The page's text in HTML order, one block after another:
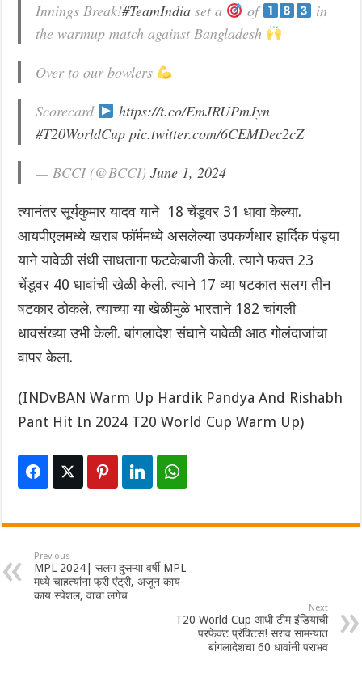
Innings Break!#TeamIndia set a of
in
the warmup match against Bangladesh
Over to our bowlers
Scorecard
https://t.co/EmJRUPmJyn
#T20WorldCup pic.twitter.com/6CEMDec2cZ
— BCCI (@BCCI)June 1, 2024
त्यानंतर सूर्यकुमार यादव याने 18 चेंडूवर 31 धावा केल्या.
आयपीएलमध्ये खराब फॉर्ममध्ये असलेल्या उपकर्णधार हार्दिक पंड्या
याने यावेळी संधी साधताना फटकेबाजी केली. त्याने फक्त 23
चेंडूवर 40 धावांची खेळी केली. त्याने 17 व्या षटकात सलग तीन
षटकार ठोकले. त्याच्या या खेळीमुळे भारताने 182 चांगली
धावसंख्या उभी केली. बांगलादेश संघाने यावेळी आठ गोलंदाजांचा
वापर केला.
(INDvBAN Warm Up Hardik Pandya And Rishabh
Pant Hit In 2024 T20 World Cup Warm Up)
Previous
MPL 2024| सलग दुसऱ्या वर्षी MPL
मध्ये चाहत्यांना फ्री एंट्री, अजून काय-
काय स्पेशल, वाचा लगेच
Next
T20 World Cup आधी टीम इंडियाची
परफेक्ट प्रॅक्टिस! सराव सामन्यात
बांगलादेशचा 60 धावांनी पराभव